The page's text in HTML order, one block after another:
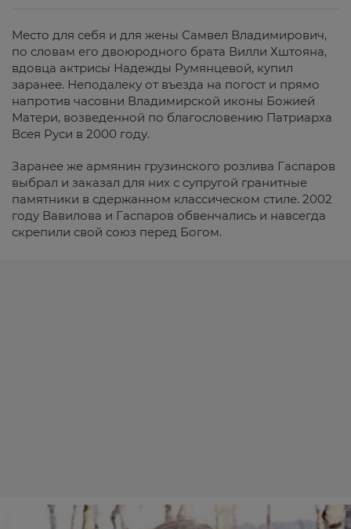
Место для себя и для жены Самвел Владимирович,
по словам его двоюродного брата Вилли Хштояна,
вдовца актрисы Надежды Румянцевой, купил
заранее. Неподалеку от въезда на погост и прямо
напротив часовни Владимирской иконы Божией
Матери, возведенной по благословению Патриарха
Всея Руси в 2000 году.
Заранее же армянин грузинского розлива Гаспаров
выбрал и заказал для них с супругой гранитные
памятники в сдержанном классическом стиле. 2002
году Вавилова и Гаспаров обвенчались и навсегда
скрепили свой союз перед Богом.